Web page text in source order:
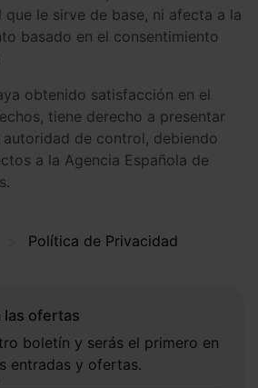
le sirve de base, ni afecta a la
basado en el consentimiento
obtenido satisfacción en el
tiene derecho a presentar
de control, debiendo
a la Agencia Española de
Política de Privacidad
las ofertas
boletín y serás el primero en
entradas y ofertas.